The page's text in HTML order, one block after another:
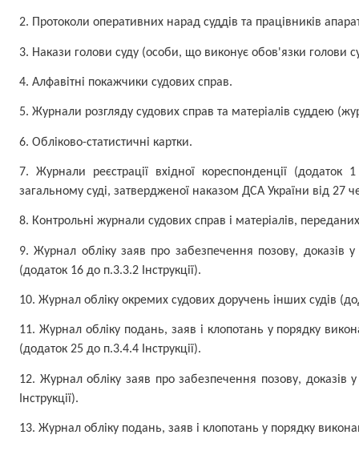
2. Протоколи оперативних нарад суддів та працівників
3. Накази голови суду (особи, що виконує обов'язки голови
4. Алфавітні покажчики судових справ.
5. Журнали розгляду судових справ та матеріалів суддею
6. Обліково-статистичні картки.
7. Журнали реєстрації вхідної кореспонденції (додаток
загальному суді, затвердженої наказом ДСА України від 27
8. Контрольні журнали судових справ і матеріалів,
9. Журнал обліку заяв про забезпечення позову, доказів
(додаток 16 до п.3.3.2 Інструкції).
10. Журнал обліку окремих судових доручень інших судів
11. Журнал обліку подань, заяв і клопотань у порядку
(додаток 25 до п.3.4.4 Інструкції).
12. Журнал обліку заяв про забезпечення позову, доказів
Інструкції).
13. Журнал обліку подань, заяв і клопотань у порядку